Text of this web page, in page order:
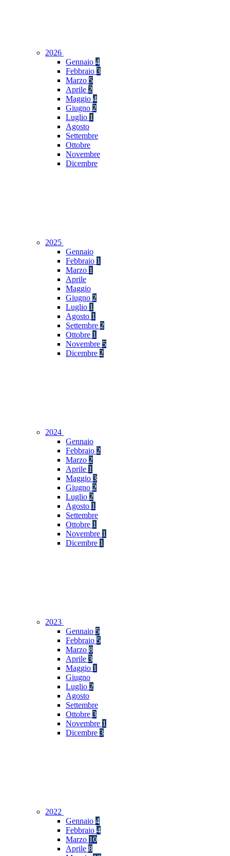
2026
Gennaio 4
Febbraio 3
Marzo 5
Aprile 2
Maggio 4
Giugno 2
Luglio 1
Agosto
Settembre
Ottobre
Novembre
Dicembre
2025
Gennaio
Febbraio 1
Marzo 1
Aprile
Maggio
Giugno 2
Luglio 1
Agosto 1
Settembre 2
Ottobre 1
Novembre 5
Dicembre 2
2024
Gennaio
Febbraio 2
Marzo 2
Aprile 1
Maggio 3
Giugno 2
Luglio 2
Agosto 1
Settembre
Ottobre 1
Novembre 1
Dicembre 1
2023
Gennaio 5
Febbraio 5
Marzo 8
Aprile 3
Maggio 1
Giugno
Luglio 2
Agosto
Settembre
Ottobre 3
Novembre 1
Dicembre 3
2022
Gennaio 4
Febbraio 4
Marzo 10
Aprile 8